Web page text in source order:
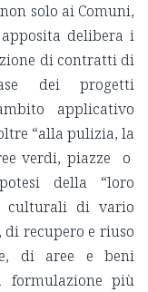
solo ai Comuni,
delibera i
di contratti di
dei progetti
applicativo
“alla pulizia, la
verdi, piazze o
della “loro
culturali di vario
recupero e riuso
di aree e beni
formulazione più